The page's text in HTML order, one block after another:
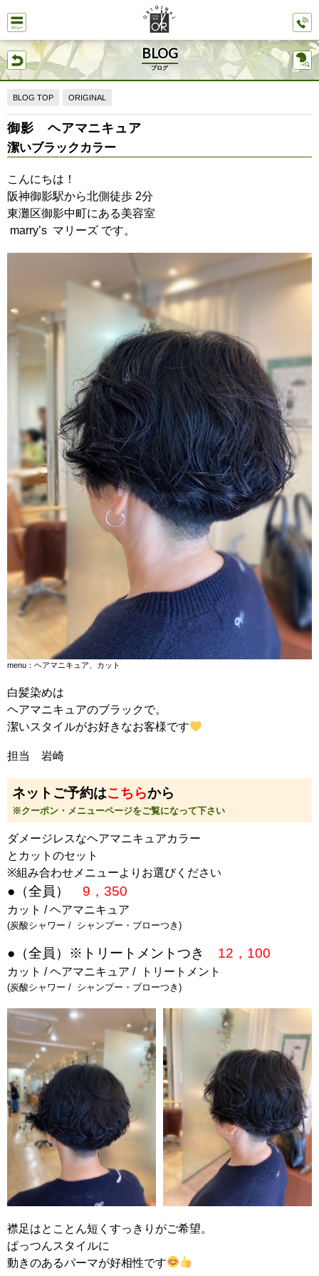
BLOG
ブログ
BLOG TOP ORIGINAL
御影 ヘアマニキュア
潔いブラックカラー
こんにちは！
阪神御影駅から北側徒歩 2分
東灘区御影中町にある美容室
marry’s マリーズ です。
menu：ヘアマニキュア、カット
白髪染めは
ヘアマニキュアのブラックで。
潔いスタイルがお好きなお客様です
担当 岩崎
ネットご予約はこちらから
※クーポン・メニューページをご覧になって下さい
ダメージレスなヘアマニキュアカラー
とカットのセット
※組み合わせメニューよりお選びください
●（全員） 9，350
カット / ヘアマニキュア
(炭酸シャワー / シャンプー・ブローつき)
●（全員）※トリートメントつき 12，100
カット / ヘアマニキュア / トリートメント
(炭酸シャワー / シャンプー・ブローつき)
襟足はとことん短くすっきりがご希望。
ぱっつんスタイルに
動きのあるパーマが好相性です